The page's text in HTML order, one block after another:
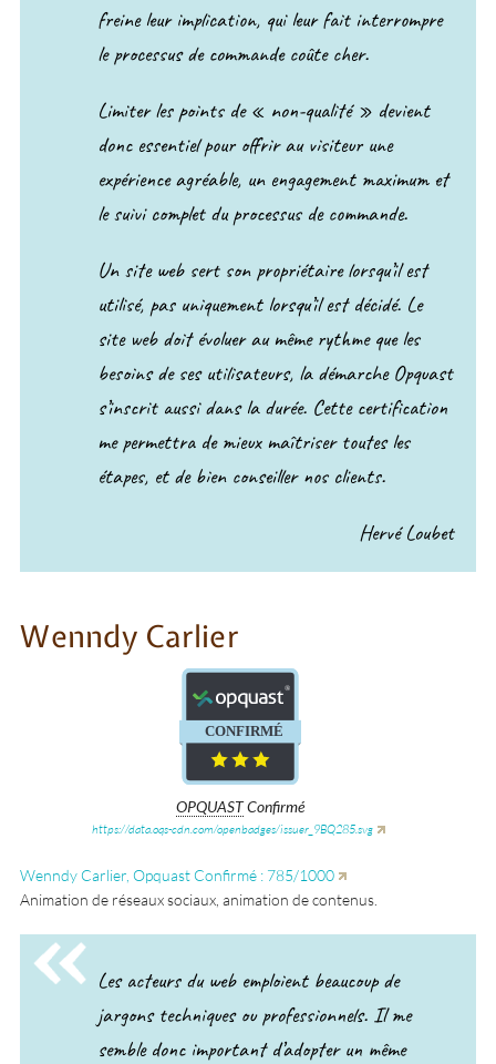
freine leur implication, qui leur fait interrompre
le processus de commande coûte cher.
Limiter les points de « non-qualité » devient
donc essentiel pour offrir au visiteur une
expérience agréable, un engagement maximum et
le suivi complet du processus de commande.
Un site web sert son propriétaire lorsqu’il est
utilisé, pas uniquement lorsqu’il est décidé. Le
site web doit évoluer au même rythme que les
besoins de ses utilisateurs, la démarche Opquast
s’inscrit aussi dans la durée. Cette certification
me permettra de mieux maîtriser toutes les
étapes, et de bien conseiller nos clients.
Hervé Loubet
Wenndy Carlier
CONFIRME
®
CONFIRMÉ
®
OPQUASTConfirmé
https://data.oqs-cdn.com/openbadges/issuer_9BQ285.svg
Wenndy Carlier, Opquast Confirmé : 785/1000
Animation de réseaux sociaux, animation de contenus.
Les acteurs du web emploient beaucoup de
jargons techniques ou professionnels. Il me
semble donc important d’adopter un même